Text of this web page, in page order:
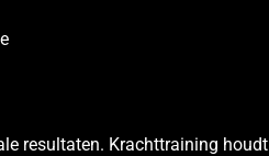
resultaten. Krachttraining houdt